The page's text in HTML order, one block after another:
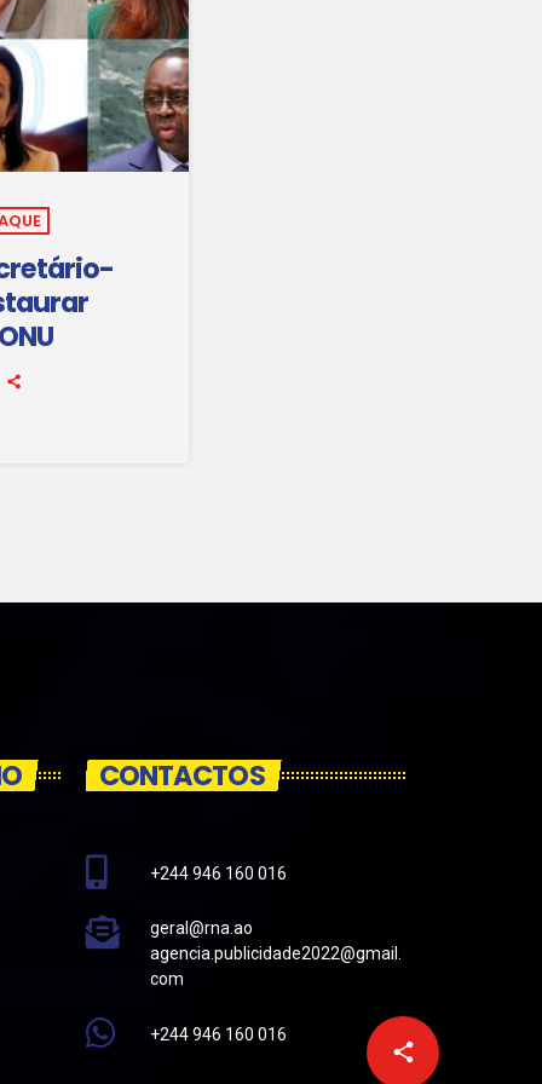
share
email
CONTACTOS
+244 946 160 016
geral@rna.ao
agencia.publicidade2022@gmail.
com
+244 946 160 016